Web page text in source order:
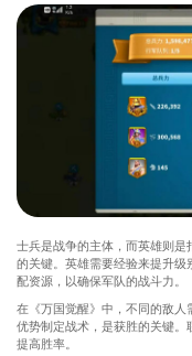
士兵是战争的主体，而英雄则是
的关键。英雄需要经验来提升
配资源，以确保军队的战斗力。
在《万国觉醒》中，不同的敌人
优势制定战术，是获胜的关键。
提高胜率。